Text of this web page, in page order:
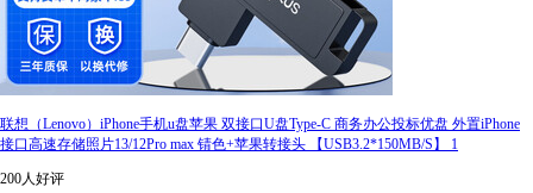
联想（Lenovo）iPhone手机u盘苹果 双接口U盘Type-C 商务办公投标优盘 外置iPhone
接口高速存储照片13/12Pro max 锖色+苹果转接头 【USB3.2*150MB/S】 1
200人好评